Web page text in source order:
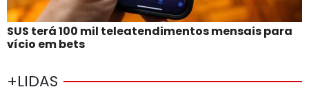
SUS terá 100 mil teleatendimentos mensais para
vício em bets
+LIDAS